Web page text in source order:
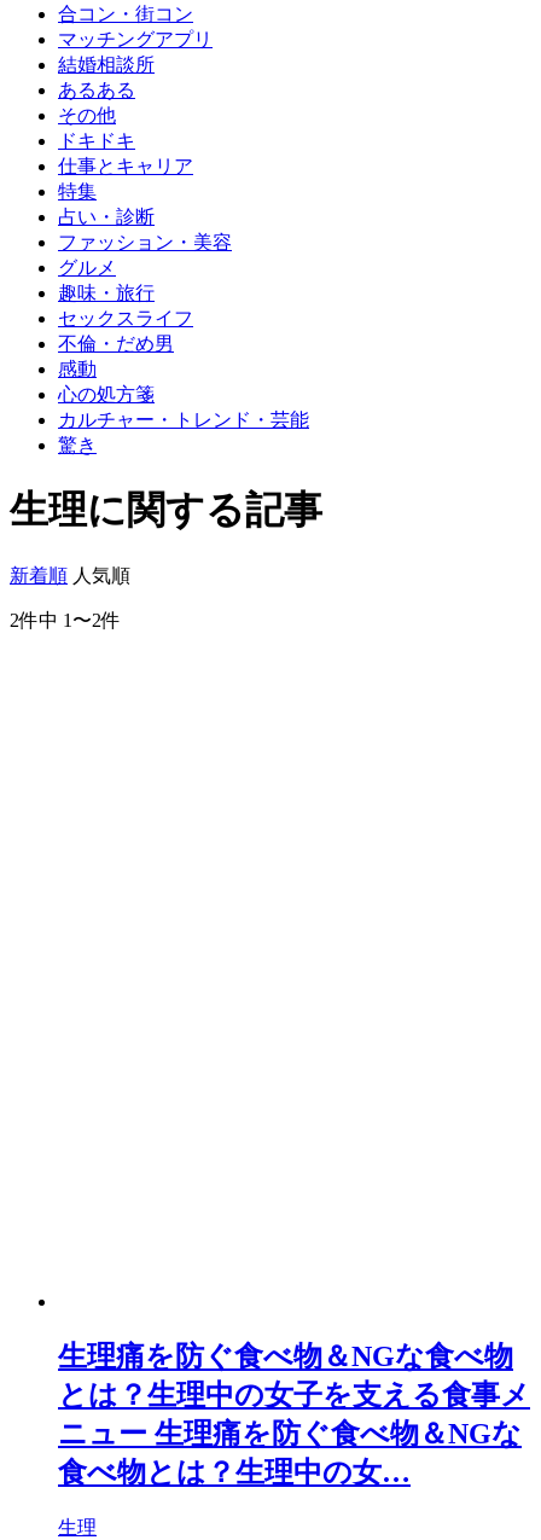
合コン・街コン
マッチングアプリ
結婚相談所
あるある
その他
ドキドキ
仕事とキャリア
特集
占い・診断
ファッション・美容
グルメ
趣味・旅行
セックスライフ
不倫・だめ男
感動
心の処方箋
カルチャー・トレンド・芸能
驚き
生理に関する記事
新着順 人気順
2件中 1〜2件
生理痛を防ぐ食べ物＆NGな食べ物
とは？生理中の女子を支える食事メ
ニュー 生理痛を防ぐ食べ物＆NGな
食べ物とは？生理中の女…
生理